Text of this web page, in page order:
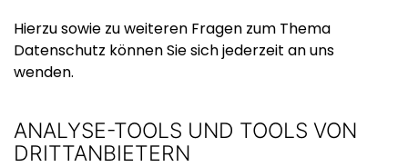
Hierzu sowie zu weiteren Fragen zum Thema
Datenschutz können Sie sich jederzeit an uns
wenden.
ANALYSE-TOOLS UND TOOLS VON
DRITT­ANBIETERN